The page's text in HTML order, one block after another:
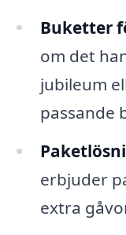
Buketter
om det
jubileum
passande
erbjuder
extra